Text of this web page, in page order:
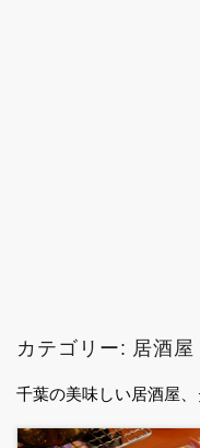
カテゴリー: 居酒
千葉の美味しい居酒屋